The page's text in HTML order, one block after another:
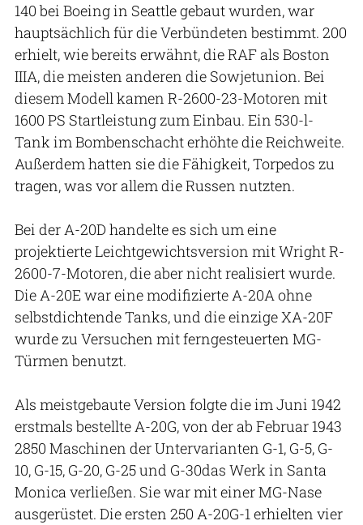
140 bei Boeing in Seattle gebaut wurden, war
hauptsächlich für die Verbündeten bestimmt. 200
erhielt, wie bereits erwähnt, die RAF als Boston
IIIA, die meisten anderen die Sowjetunion. Bei
diesem Modell kamen R-2600-23-Motoren mit
1600 PS Startleistung zum Einbau. Ein 530-l-
Tank im Bombenschacht erhöhte die Reichweite.
Außerdem hatten sie die Fähigkeit, Torpedos zu
tragen, was vor allem die Russen nutzten.
Bei der A-20D handelte es sich um eine
projektierte Leichtgewichtsversion mit Wright R-
2600-7-Motoren, die aber nicht realisiert wurde.
Die A-20E war eine modifizierte A-20A ohne
selbstdichtende Tanks, und die einzige XA-20F
wurde zu Versuchen mit ferngesteuerten MG-
Türmen benutzt.
Als meistgebaute Version folgte die im Juni 1942
erstmals bestellte A-20G, von der ab Februar 1943
2850 Maschinen der Untervarianten G-1, G-5, G-
10, G-15, G-20, G-25 und G-30das Werk in Santa
Monica verließen. Sie war mit einer MG-Nase
ausgerüstet. Die ersten 250 A-20G-1 erhielten vier